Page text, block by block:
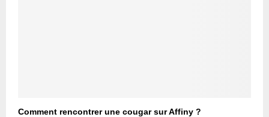
Comment rencontrer une cougar sur Affiny ?